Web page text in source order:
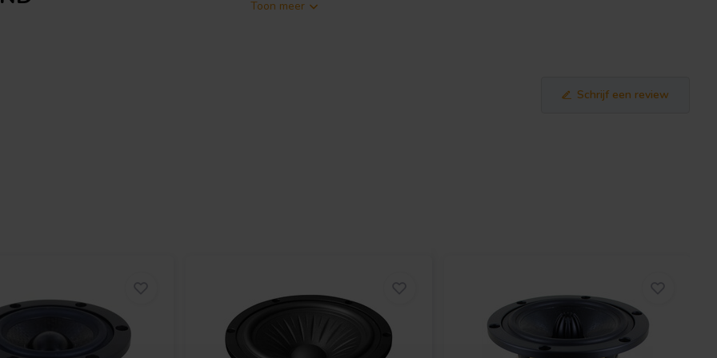
bruikbare middenprestaties
van 38 Hz is hij zeer
uitslag belangrijk
gebruikt. De ferrietmotor, stalen
veeleisende
metalen onderdelen
hoge luchtvochtigheid.
Toon meer
Schrijf een review